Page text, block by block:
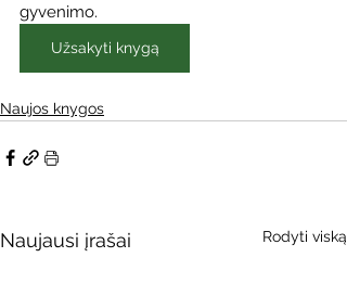
gyvenimo.
Užsakyti knygą
Naujos knygos
Naujausi įrašai Rodyti viską